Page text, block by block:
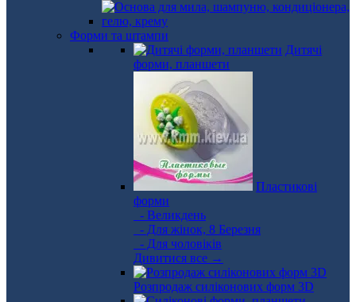
Форми та штампи
Дитячі
форми, планшети
Пластикові
форми
- Великдень
- Для жінок, 8 Березня
- Для чоловіків
Дивитися все →
Розпродаж силіконових форм 3D